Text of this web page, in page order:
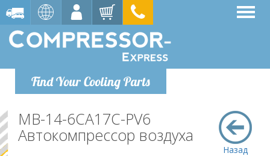
Find Your Cooling Parts
Назад
MB-14-6CA17C-PV6
Автокомпрессор воздуха